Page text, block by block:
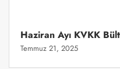
Haziran Ayı KVKK
Temmuz 21, 2025